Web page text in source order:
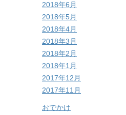
2018年6月
2018年5月
2018年4月
2018年3月
2018年2月
2018年1月
2017年12月
2017年11月
おでかけ